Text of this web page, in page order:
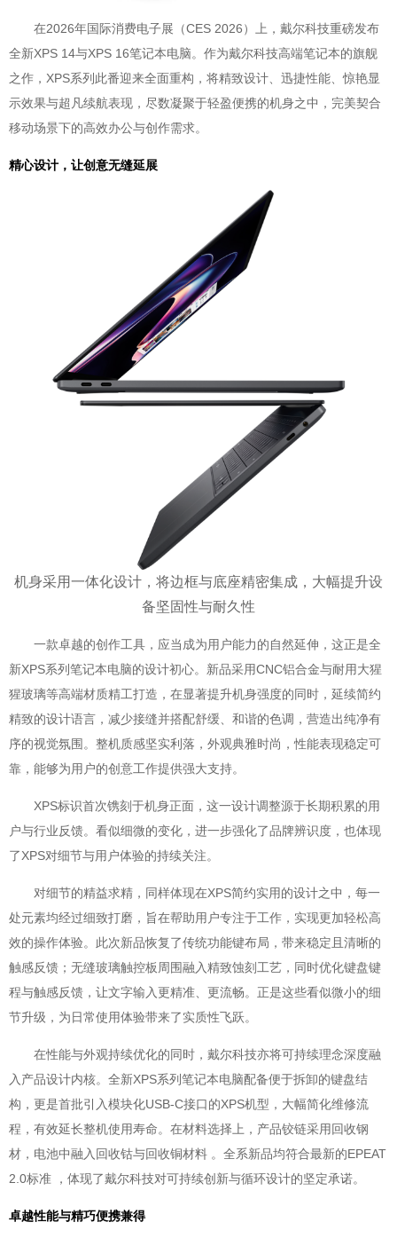
在2026年国际消费电子展（CES 2026）上，戴尔科技重磅发布
全新XPS 14与XPS 16笔记本电脑。作为戴尔科技高端笔记本的旗舰
之作，XPS系列此番迎来全面重构，将精致设计、迅捷性能、惊艳显
示效果与超凡续航表现，尽数凝聚于轻盈便携的机身之中，完美契合
移动场景下的高效办公与创作需求。
精心设计，让创意无缝延展
机身采用一体化设计，将边框与底座精密集成，大幅提升设
备坚固性与耐久性
一款卓越的创作工具，应当成为用户能力的自然延伸，这正是全
新XPS系列笔记本电脑的设计初心。新品采用CNC铝合金与耐用大猩
猩玻璃等高端材质精工打造，在显著提升机身强度的同时，延续简约
精致的设计语言，减少接缝并搭配舒缓、和谐的色调，营造出纯净有
序的视觉氛围。整机质感坚实利落，外观典雅时尚，性能表现稳定可
靠，能够为用户的创意工作提供强大支持。
XPS标识首次镌刻于机身正面，这一设计调整源于长期积累的用
户与行业反馈。看似细微的变化，进一步强化了品牌辨识度，也体现
了XPS对细节与用户体验的持续关注。
对细节的精益求精，同样体现在XPS简约实用的设计之中，每一
处元素均经过细致打磨，旨在帮助用户专注于工作，实现更加轻松高
效的操作体验。此次新品恢复了传统功能键布局，带来稳定且清晰的
触感反馈；无缝玻璃触控板周围融入精致蚀刻工艺，同时优化键盘键
程与触感反馈，让文字输入更精准、更流畅。正是这些看似微小的细
节升级，为日常使用体验带来了实质性飞跃。
在性能与外观持续优化的同时，戴尔科技亦将可持续理念深度融
入产品设计内核。全新XPS系列笔记本电脑配备便于拆卸的键盘结
构，更是首批引入模块化USB-C接口的XPS机型，大幅简化维修流
程，有效延长整机使用寿命。在材料选择上，产品铰链采用回收钢
材，电池中融入回收钴与回收铜材料 。全系新品均符合最新的EPEAT
2.0标准 ，体现了戴尔科技对可持续创新与循环设计的坚定承诺。
卓越性能与精巧便携兼得